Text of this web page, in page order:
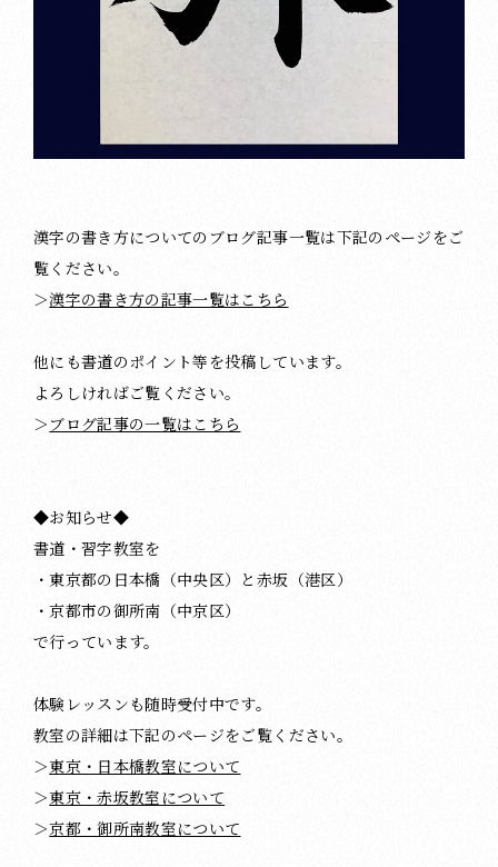
漢字の書き方についてのブログ記事一覧は下記のページをご
覧ください。
＞漢字の書き方の記事一覧はこちら
他にも書道のポイント等を投稿しています。
よろしければご覧ください。
＞ ブログ記事の一覧はこちら
◆お知らせ◆
書道・習字教室を
・東京都の日本橋（中央区）と赤坂（港区）
・京都市の御所南（中京区）
で行っています。
体験レッスンも随時受付中です。
教室の詳細は下記のページをご覧ください。
＞東京・日本橋教室について
＞東京・赤坂教室について
＞京都・御所南教室について